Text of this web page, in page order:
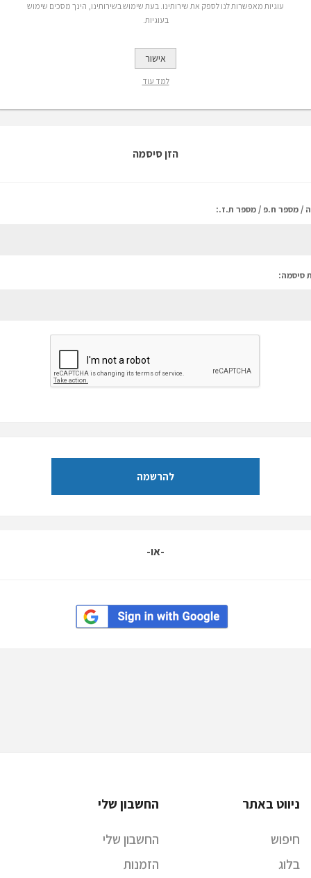
אימייל:
לקבלת הנחות, מבצעים ומידע על פריטים חדשים באתר
הזן סיסמה
/ מספר ח.פ / מספר ת.ז.:
סיסמה:
להרשמה
-או-
ניווט באתר
חיפוש
בלוג
החשבון שלי
החשבון שלי
הזמנות
עוגיות מאפשרות לנו לספק את שירותינו. בעת שימוש בשירותינו, הינך מסכים שימוש
בעוגיות.
אישור
למד עוד